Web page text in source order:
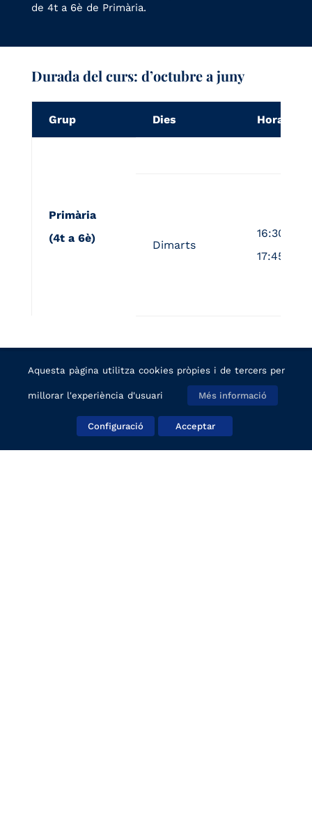
de 4t a 6è de Primària.
Durada del curs: d’octubre a juny
Grup Dies Horari
Primària
(4t a 6è)
Dimarts
16:30 a
17:45h
Aquesta pàgina utilitza cookies pròpies i de tercers per
millorar l'experiència d'usuari Més informació
Configuració Acceptar